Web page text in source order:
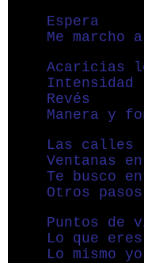
Espera
Me marcho
Acaricias
Intensidad
Revés
Manera y
Las calles
Ventanas
Te busco
Otros
Puntos de
Lo que eres
Lo mismo yo